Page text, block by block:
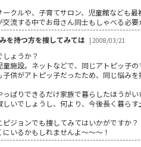
ークルや、子育てサロン、児童館なども
交流する中でお母さん同士もしゃべる必
を持つ方を捜してみては | 2008/03/21
しょうか？
童施設。ネットなどで、同じアトピッ子
子供がアトピッ子だったため、同じ悩み
っぱりできるだけ家族で暮らしたほうがい
しいでしょうし、何より、今後長く暮ら
ピジョンでも捜してみてはいかがですか？
にいるかもしれませんよ～～～！